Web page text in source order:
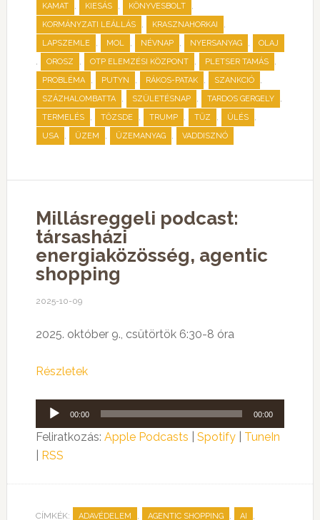
KAMAT , KIESÁS , KÖNYVESBOLT ,
KORMÁNYZATI LEÁLLÁS , KRASZNAHORKAI ,
LAPSZEMLE , MOL , NÉVNAP , NYERSANYAG , OLAJ
, OROSZ , OTP ELEMZÉSI KÖZPONT , PLETSER TAMÁS ,
PROBLÉMA , PUTYN , RÁKOS-PATAK , SZANKCIÓ ,
SZÁZHALOMBATTA , SZÜLETÉSNAP , TARDOS GERGELY ,
TERMELÉS , TŐZSDE , TRUMP , TŰZ , ÜLÉS ,
USA , ÜZEM , ÜZEMANYAG , VADDISZNÓ
Millásreggeli podcast:
társasházi
energiaközösség, agentic
shopping
2025-10-09
2025. október 9., csütörtök 6:30-8 óra
Részletek
Audió
lejátszó
00:00 00:00
Feliratkozás: Apple Podcasts Spotify| TuneIn
RSS
CÍMKÉK: ADAVÉDELEM , AGENTIC SHOPPING , AI ,